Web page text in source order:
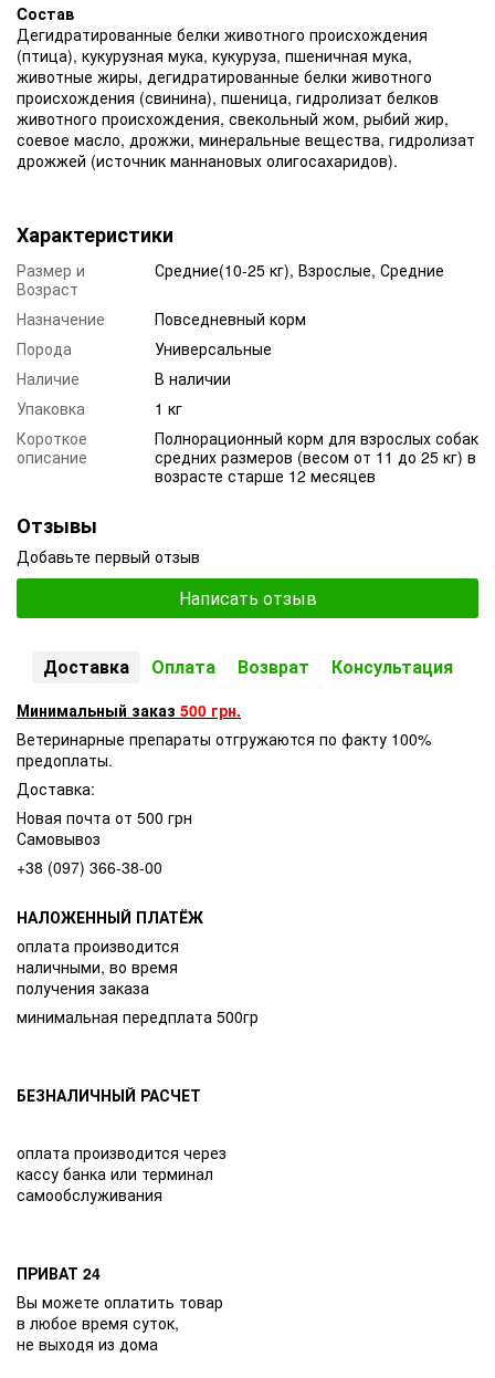
Cостав
Дегидратированные белки животного происхождения
(птица), кукурузная мука, кукуруза, пшеничная мука,
животные жиры, дегидратированные белки животного
происхождения (свинина), пшеница, гидролизат белков
животного происхождения, свекольный жом, рыбий жир,
соевое масло, дрожжи, минеральные вещества, гидролизат
дрожжей (источник мaннановых олигосахаридов).
Характеристики
Размер и
Возраст
Средние(10-25 кг), Взрослые, Средние
Назначение
Повседневный корм
Порода
Универсальные
Наличие
В наличии
Упаковка
1 кг
Короткое
описание
Полнорационный корм для взрослых собак
средних размеров (весом от 11 до 25 кг) в
возрасте старше 12 месяцев
Отзывы
Добавьте первый отзыв
Написать отзыв
Доставка Оплата Возврат Консультация
Минимальный заказ 500 грн.
Ветеринарные препараты отгружаются по факту 100%
предоплаты.
Доставка:
Новая почта от 500 грн
Самовывоз
+38 (097) 366-38-00
НАЛОЖЕННЫЙ ПЛАТЁЖ
оплата производится
наличными, во время
получения заказа
минимальная передплата 500гр
БЕЗНАЛИЧНЫЙ РАСЧЕТ
оплата производится через
кассу банка или терминал
самообслуживания
ПРИВАТ 24
Вы можете оплатить товар
в любое время суток,
не выходя из дома